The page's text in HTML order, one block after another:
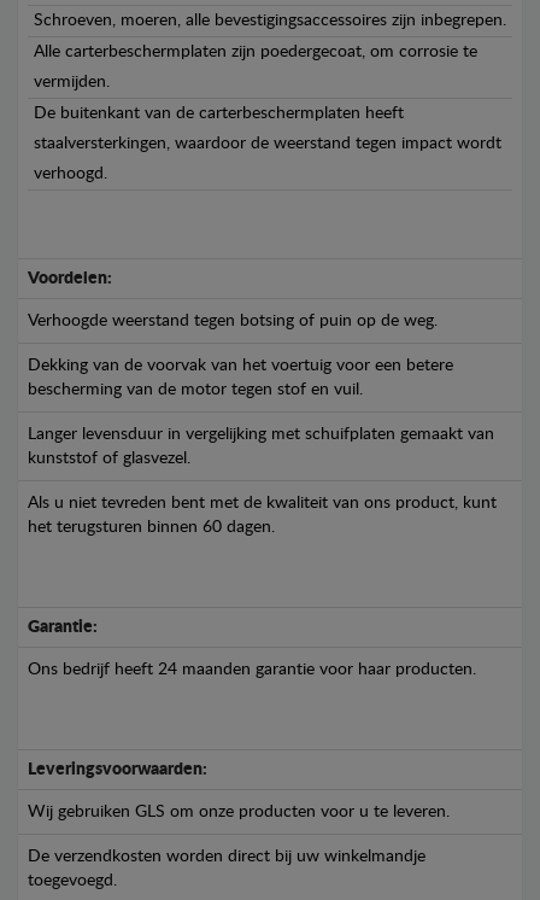
Schroeven, moeren, alle bevestigingsaccessoires zijn inbegrepen.
Alle carterbeschermplaten zijn poedergecoat, om corrosie te
vermijden.
De buitenkant van de carterbeschermplaten heeft
staalversterkingen, waardoor de weerstand tegen impact wordt
verhoogd.
Voordelen:
Verhoogde weerstand tegen botsing of puin op de weg.
Dekking van de voorvak van het voertuig voor een betere
bescherming van de motor tegen stof en vuil.
Langer levensduur in vergelijking met schuifplaten gemaakt van
kunststof of glasvezel.
Als u niet tevreden bent met de kwaliteit van ons product, kunt
het terugsturen binnen 60 dagen.
Garantie:
Ons bedrijf heeft 24 maanden garantie voor haar producten.
Leveringsvoorwaarden:
Wij gebruiken GLS om onze producten voor u te leveren.
De verzendkosten worden direct bij uw winkelmandje
toegevoegd.